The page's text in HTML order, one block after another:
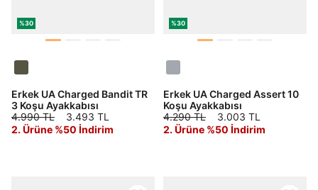
%30
Erkek UA Charged Bandit TR
3 Koşu Ayakkabısı
4.990 TL
3.493 TL
2. Ürüne %50 İndirim
%30
Erkek UA Charged Assert 10
Koşu Ayakkabısı
4.290 TL
3.003 TL
2. Ürüne %50 İndirim